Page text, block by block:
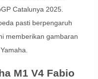
Catalunya 2025.
pasti berpengaruh
memberikan gambaran
M1 V4 Fabio